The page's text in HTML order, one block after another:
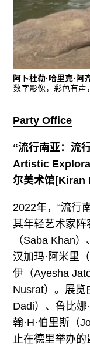
阿卜杜勒·哈里克·
数字影像，彩色有声
Party Office
“流行南亚：流
Artistic
尔美术馆 [Kiran
2022年，“流行
其年轻艺术家阵
（Saba Khan
汉加玛·阿米里
伊（Ayesha
Nusrat）。展览
Dadi）、鲁比
翰·H·伯里斯（
止在德里举办